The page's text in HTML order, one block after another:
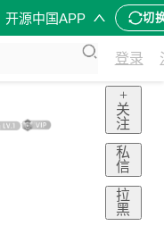
开源中国APP 切
登录
+
关
注
私
信
拉
黑